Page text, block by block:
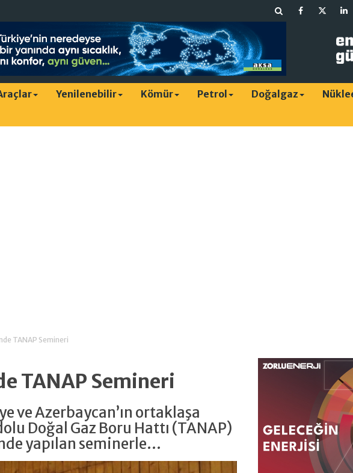
Yenilenebilir Kömür Petrol Doğalgaz
TANAP Semineri
TANAP Semineri
ve Azerbaycan’ın ortaklaşa
Doğal Gaz Boru Hattı (TANAP)
yapılan seminerle...